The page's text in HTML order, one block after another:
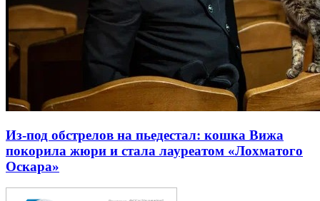
Из-под обстрелов на пьедестал: кошка Вижа
покорила жюри и стала лауреатом «Лохматого
Оскара»